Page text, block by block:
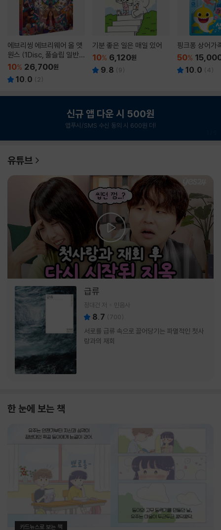
에브리씽 에브리웨어 올 앳
원스 (1Disc, 풀슬립 일반
판) : 블루레이
10% 26,700원
10.0 ( 2)
기분 좋은 일은 매일 있어
10% 6,120원
9.8 (9)
핑크퐁 상어가
50%
10.0 (4)
신규 앱 다운 시 500원
앱푸시/SMS 수신 동의 시 600원 더!
유튜브
급류
정대건 저 민음사
8.7 (700)
서로를 급류 속으로 끌어당기는 파멸적인 첫사
랑과의 재회
한 눈에 보는 책
카드뉴스로 보는 책